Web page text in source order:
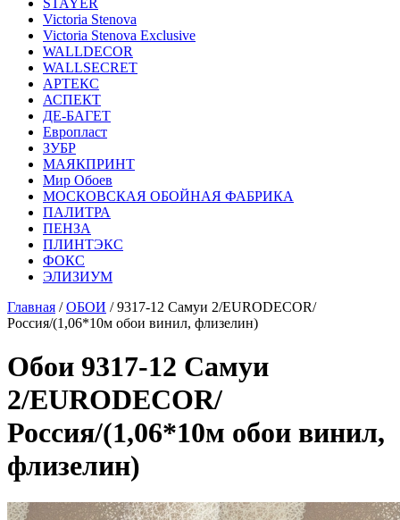
STAYER
Victoria Stenova
Victoria Stenova Exclusive
WALLDECOR
WALLSECRET
АРТЕКС
АСПЕКТ
ДЕ-БАГЕТ
Европласт
ЗУБР
МАЯКПРИНТ
Мир Обоев
МОСКОВСКАЯ ОБОЙНАЯ ФАБРИКА
ПАЛИТРА
ПЕНЗА
ПЛИНТЭКС
ФОКС
ЭЛИЗИУМ
Главная /ОБОИ / 9317-12 Самуи 2/EURODECOR/
Россия/(1,06*10м обои винил, флизелин)
Обои 9317-12 Самуи
2/EURODECOR/
Россия/(1,06*10м обои винил,
флизелин)